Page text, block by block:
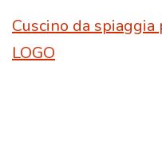
Cuscino da
LOGO